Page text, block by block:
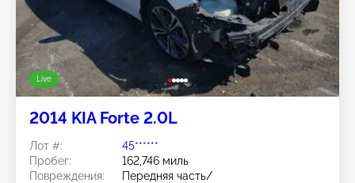
Live
2014 KIA Forte 2.0L
Лот #:
45******
Пробег:
162,746 миль
Повреждения:
Передняя часть/